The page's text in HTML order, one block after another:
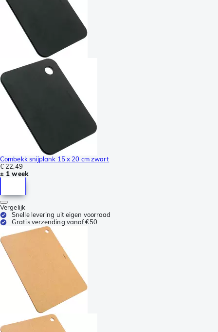
Combekk snijplank 15 x 20 cm zwart
€ 22,49
± 1 week
Vergelijk
Snelle levering uit eigen voorraad
Gratis verzending vanaf €50